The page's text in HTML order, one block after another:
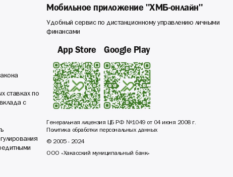
ставках по
с
Мобильное приложение "ХМБ-онлайн"
Удобный сервис по дистанционному управлению личными
финансами
App Store Google Play
Генеральная лицензия ЦБ РФ №1049 от 04 июня 2008 г.
Политика обработки персональных данных
© 2005 - 2024
ООО «Хакасский муниципальный банк»